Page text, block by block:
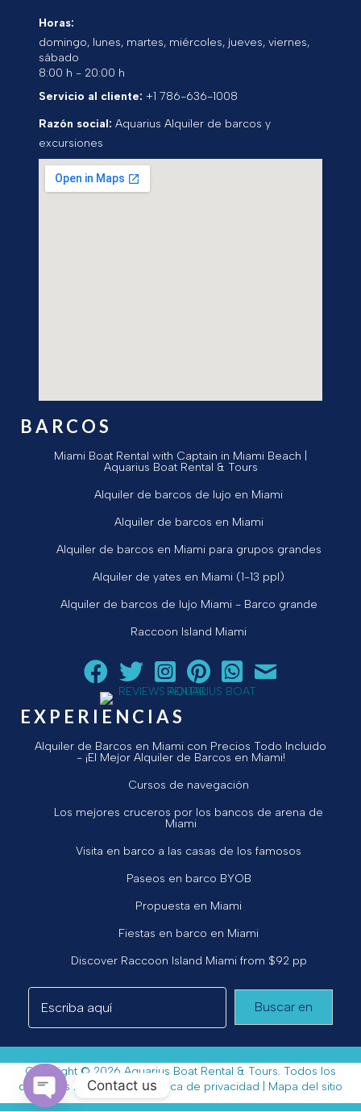
Horas:
domingo, lunes, martes, miércoles, jueves, viernes,
sábado
8:00 h - 20:00 h
Servicio al cliente: +1 786-636-1008
Razón social: Aquarius Alquiler de barcos y
excursiones
BARCOS
Miami Boat Rental with Captain in Miami Beach |
Aquarius Boat Rental & Tours
Alquiler de barcos de lujo en Miami
Alquiler de barcos en Miami
Alquiler de barcos en Miami para grupos grandes
Alquiler de yates en Miami (1-13 ppl)
Alquiler de barcos de lujo Miami - Barco grande
Raccoon Island Miami
Siga a Aquarius Boat Rental and Tours en Facebook.
Siga a Aquarius Boat Rental and Tours en
¡Siga Aquarius Boat Rental and Tours
¡Siga Aquarius Boat Rental and
Chatear con Aquarius
¡Envíe un correo
EXPERIENCIAS
Alquiler de Barcos en Miami con Precios Todo Incluido
- ¡El Mejor Alquiler de Barcos en Miami!
Cursos de navegación
Los mejores cruceros por los bancos de arena de
Miami
Visita en barco a las casas de los famosos
Paseos en barco BYOB
Propuesta en Miami
Fiestas en barco en Miami
Discover Raccoon Island Miami from $92 pp
Buscar en
Copyright © 2026 Aquarius Boat Rental & Tours. Todos los
derechos reservados. |Política de privacidad Mapa del sitio
Contact us